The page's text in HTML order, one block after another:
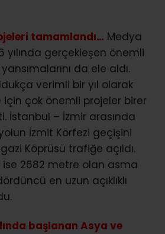
tamamlandı… Medya
yılında gerçekleşen önemli
da ele aldı.
verimli bir yıl olarak
için çok önemli projeler birer
İstanbul – İzmir arasında
İzmit Körfezi geçişini
Köprüsü trafiğe açıldı.
2682 metre olan asma
en uzun açıklıklı
başlanan Asya ve